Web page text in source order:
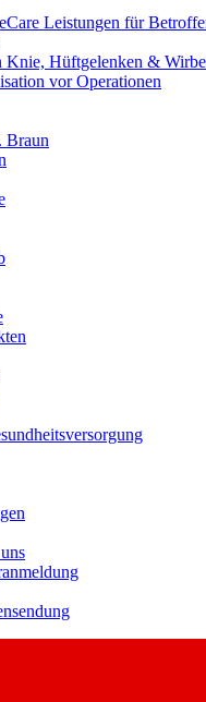
dem Sie suchen.
Innovationen in der
Leistungen für
Knie, Hüftgelenken &
vor Operationen
Braun